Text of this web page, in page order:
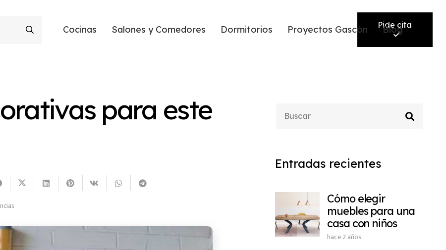
Cocinas Salones y Comedores Dormitorios Proyectos Gascón Blog
Pide cita
para este
Entradas recientes
Cómo elegir
muebles para una
casa con niños
hace 2 años